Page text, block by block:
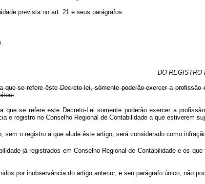
prevista no art. 21 e seus parágrafos.
DO REGISTRO
se refere êste Decreto-lei, sòmente poderão exercer a
se refere este Decreto-Lei somente poderão exercer a
e registro no Conselho Regional de Contabilidade a que
sem o registro a que alude êste artigo, será considerado como
já registrados em Conselho Regional de Contabilidade e os que
por inobservância do artigo anterior, e seu parágrafo único, não